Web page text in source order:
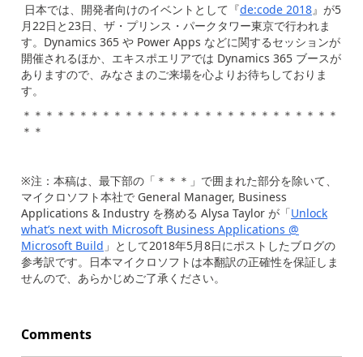
日本では、開発者向けのイベントとして『de:code 2018』が5
月22日と23日、ザ・プリンス・パークタワー東京で行われま
す。Dynamics 365 や Power Apps などに関するセッションが
開催されるほか、エキスポエリアでは Dynamics 365 ブースが
ありますので、みなさまのご来場を心よりお待ちしておりま
す。
＊＊＊＊＊＊＊＊＊＊＊＊＊＊＊＊＊＊＊＊＊＊＊＊＊＊＊＊
＊＊
※注：本稿は、最下部の「＊＊＊」で囲まれた部分を除いて、
マイクロソフト本社で General Manager, Business
Applications & Industry を務める Alysa Taylor が「Unlock
what’s next with Microsoft Business Applications @
Microsoft Build 」として2018年5月8日にポストしたブログの
参考訳です。日本マイクロソフトは本翻訳の正確性を保証しま
せんので、あらかじめご了承ください。
Comments